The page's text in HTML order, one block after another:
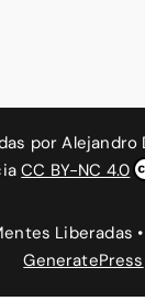
porAlejandro
CC BY-NC 4.0
Liberadas
GeneratePress